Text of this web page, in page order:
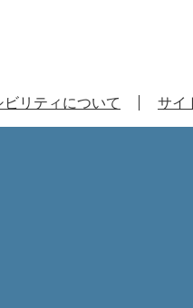
リティについて サイ